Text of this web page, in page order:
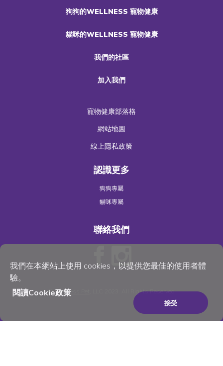
我們在本網站上使用 cookies，以提供您最佳的使用者體
驗。
閱讀Cookie政策
接受
狗狗的WELLNESS 寵物健康
貓咪的WELLNESS 寵物健康
我們的社區
加入我們
寵物健康部落格
網站地圖
線上隱私政策
認識更多
狗狗專屬
貓咪專屬
聯絡我們
©Wellness Pet , LLC 2023. All Rights Reserved